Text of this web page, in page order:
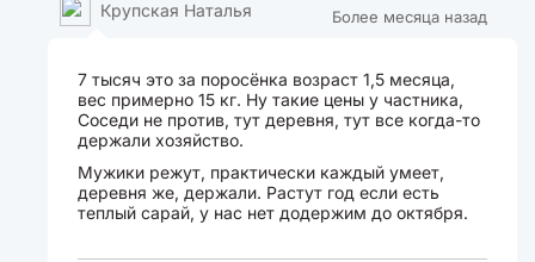
Более месяца назад
Крупская Наталья
7 тысяч это за поросёнка возраст 1,5 месяца,
вес примерно 15 кг. Ну такие цены у частника,
Соседи не против, тут деревня, тут все когда-то
держали хозяйство.
Мужики режут, практически каждый умеет,
деревня же, держали. Растут год если есть
теплый сарай, у нас нет додержим до октября.